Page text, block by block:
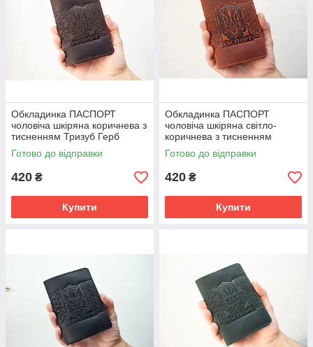
Обкладинка ПАСПОРТ
чоловіча шкіряна коричнева з
тисненням Тризуб Герб
України
Готово до відправки
420 ₴
Купити
Обкладинка ПАСПОРТ
чоловіча шкіряна світло-
коричнева з тисненням
Тризуб Герб України
Готово до відправки
420 ₴
Купити